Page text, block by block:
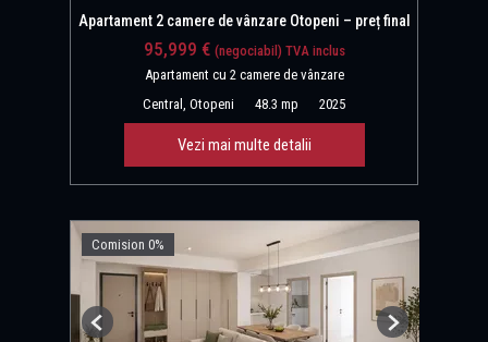
Apartament 2 camere de vânzare Otopeni – preț final
95,999 € (negociabil) TVA inclus
Apartament cu 2 camere de vânzare
Central, Otopeni
48.3 mp 2025
Vezi mai multe detalii
Comision 0%
Previous Next